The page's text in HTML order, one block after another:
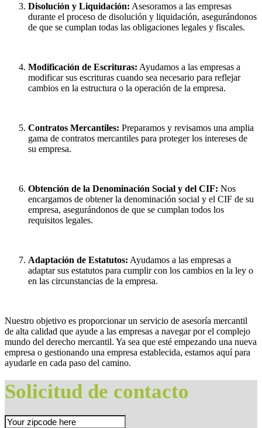
Disolución y Liquidación: Asesoramos a las empresas
durante el proceso de disolución y liquidación, asegurándonos
de que se cumplan todas las obligaciones legales y fiscales.
Modificación de Escrituras: Ayudamos a las empresas a
modificar sus escrituras cuando sea necesario para reflejar
cambios en la estructura o la operación de la empresa.
Contratos Mercantiles: Preparamos y revisamos una amplia
gama de contratos mercantiles para proteger los intereses de
su empresa.
Obtención de la Denominación Social y del CIF: Nos
encargamos de obtener la denominación social y el CIF de su
empresa, asegurándonos de que se cumplan todos los
requisitos legales.
Adaptación de Estatutos: Ayudamos a las empresas a
adaptar sus estatutos para cumplir con los cambios en la ley o
en las circunstancias de la empresa.
Nuestro objetivo es proporcionar un servicio de asesoría mercantil
de alta calidad que ayude a las empresas a navegar por el complejo
mundo del derecho mercantil. Ya sea que esté empezando una nueva
empresa o gestionando una empresa establecida, estamos aquí para
ayudarle en cada paso del camino.
Solicitud de contacto